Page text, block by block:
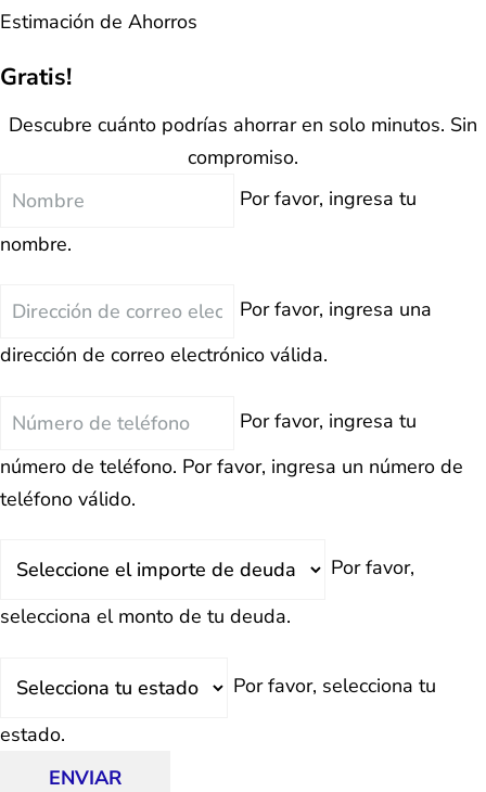
Estimación de Ahorros
Gratis!
Descubre cuánto podrías ahorrar en solo minutos. Sin
compromiso.
Nombre
Por favor, ingresa tu
nombre.
Correo
Por favor, ingresa una
dirección de correo electrónico válida.
Teléfono
Por favor, ingresa tu
número de teléfono. Por favor, ingresa un número de
teléfono válido.
Por favor,
selecciona el monto de tu deuda.
Por favor, selecciona tu
estado.
ENVIAR